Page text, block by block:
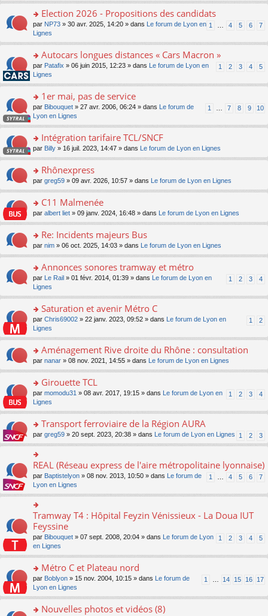
ré
c
e
nt
pl
u
s
ré
c
nt
g
e
n
o
n
le
s
ré
e
m
e
s
s
e
n
o
n
lu
pl
ré
c
e
er
le
m
e
s
s
a
n
o
n
lu
le
u
ré
c
e
o
s
er
le
m
e
s
s
a
n
o
n
lu
pl
s
ré
c
nt
Election 2026 - Propositions des candidats
1 4 5 6 7
par NP73 » 30 avr. 2025, 14:20 » dans
Le forum de Lyon en
Lignes
o
s
er
le
m
e
s
s
e
n
o
n
le
u
s
ré
e
nt
Autocars longues distances « Cars Macron »
1 2 3 4 5
par Patafix » 06 juin 2015, 12:23 » dans
Le forum de Lyon en
Lignes
o
s
er
le
m
e
s
g
e
n
o
lu
pl
u
ré
e
nt
1er mai, pas de service
1 7 8 9 10
par Bibouquet » 27 avr. 2006, 06:24 » dans
Le forum de
Lyon en Lignes
o
n
ult
er
le
m
e
a
g
e
n
n
pl
u
ré
e
nt
Intégration tarifaire TCL/SNCF
par Billy » 16 juil. 2023, 14:47 » dans Le forum de Lyon en Lignes
o
n
ult
er
le
m
e
a
g
e
n
o
lu
u
s
ré
e
nt
Rhônexpress
par greg59 » 09 avr. 2026, 10:57 » dans Le forum de Lyon en Lignes
o
n
ult
er
le
m
e
s
g
e
n
o
n
le
u
s
ré
c
nt
C11 Malmenée
par albert liet » 09 janv. 2024, 16:48 » dans Le forum de Lyon en Lignes
o
n
ult
er
le
m
e
s
s
e
n
o
n
le
s
ré
c
e
nt
Re: Incidents majeurs Bus
par nim » 06 oct. 2025, 14:03 » dans Le forum de Lyon en Lignes
o
s
er
le
m
e
s
s
e
n
o
n
lu
pl
s
ré
c
nt
Annonces sonores tramway et métro
1 2 3 4
par Le Rail » 01 févr. 2014, 01:39 » dans
Le forum de Lyon en
Lignes
o
s
er
le
m
e
s
s
e
n
o
n
lu
pl
ré
e
nt
Saturation et avenir Métro C
1 2
par Chris69002 » 22 janv. 2023, 09:52 » dans
Le forum de Lyon en
Lignes
o
n
ult
er
le
m
e
s
a
e
n
o
n
lu
le
pl
u
s
ré
c
e
nt
Aménagement Rive droite du Rhône : consultation
par nanar » 08 nov. 2021, 14:55 » dans Le forum de Lyon en Lignes
o
s
er
le
m
e
s
s
a
e
o
n
lu
le
pl
s
ré
c
e
nt
Girouette TCL
1 2 3 4
par momodu31 » 08 avr. 2017, 19:15 » dans
Le forum de Lyon en
Lignes
o
n
s
ult
er
le
m
e
s
a
e
n
lu
le
pl
s
Transport ferroviaire de la Région AURA
1 2 3
par greg59 » 20 sept. 2023, 20:38 » dans Le forum de Lyon en Lignes
o
n
s
le
m
e
s
s
a
e
n
o
n
lu
REAL (Réseau express de l'aire métropolitaine lyonnaise)
1 4 5 6 7
par Baptistelyon » 08 nov. 2013, 10:50 » dans
Le forum de
Lyon en Lignes
o
n
ult
le
m
e
s
s
g
Tramway T4 : Hôpital Feyzin Vénissieux - La Doua IUT
Feyssine
1 2 3 4 5
par Bibouquet » 07 sept. 2008, 20:04 » dans
Le forum de Lyon
en Lignes
o
s
er
Métro C et Plateau nord
1 14 15 16 17
par Boblyon » 15 nov. 2004, 10:15 » dans
Le forum de
Lyon en Lignes
Nouvelles photos et vidéos (8)